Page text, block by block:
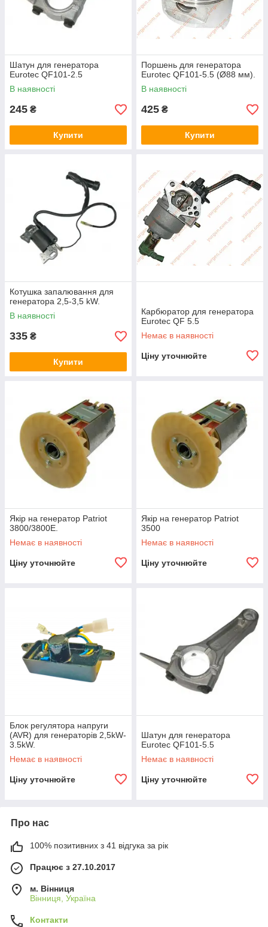
Шатун для генератора
Eurotec QF101-2.5
В наявності
245 ₴
Купити
Поршень для генератора
Eurotec QF101-5.5 (Ø88 мм).
В наявності
425 ₴
Купити
Котушка запалювання для
генератора 2,5-3,5 kW.
В наявності
335 ₴
Купити
Карбюратор для генератора
Eurotec QF 5.5
Немає в наявності
Ціну уточнюйте
Якір на генератор Patriot
3800/3800Е.
Немає в наявності
Ціну уточнюйте
Якір на генератор Patriot
3500
Немає в наявності
Ціну уточнюйте
Блок регулятора напруги
(AVR) для генераторів 2,5kW-
3.5kW.
Немає в наявності
Ціну уточнюйте
Шатун для генератора
Eurotec QF101-5.5
Немає в наявності
Ціну уточнюйте
Про нас
100% позитивних з 41 відгука за рік
Працює з 27.10.2017
м. Вінниця
Вінниця, Україна
Контакти